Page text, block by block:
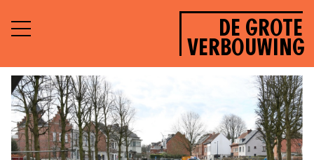
DE GROTE
VERBOUWING